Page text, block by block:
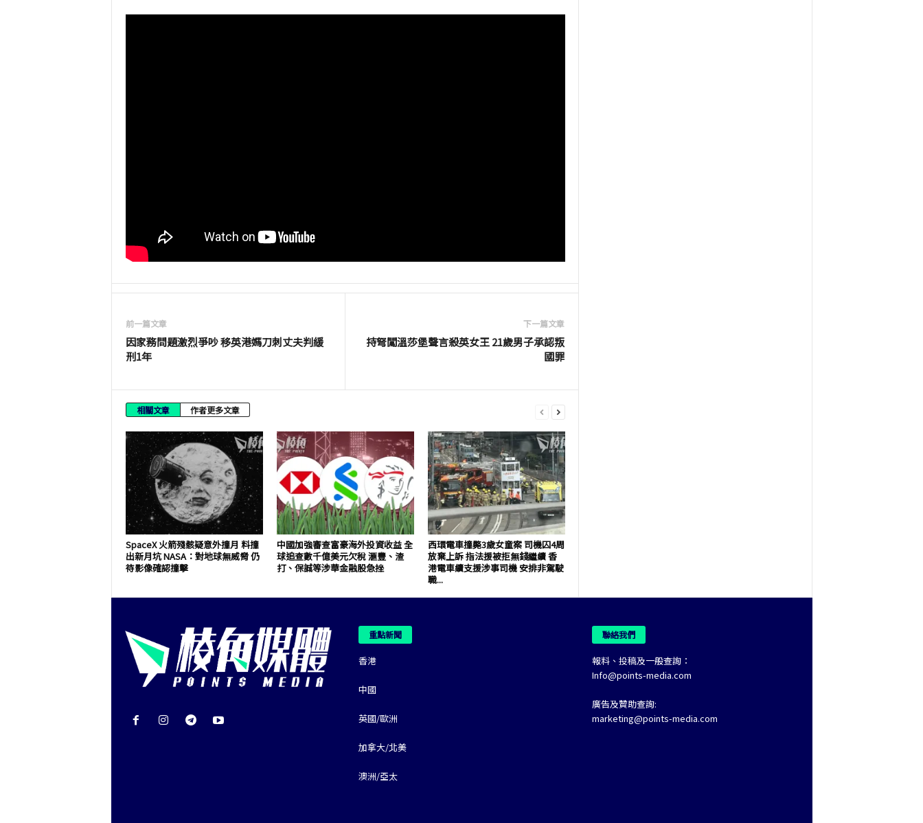
前一篇文章
因家務問題激烈爭吵 移英港媽刀刺丈夫判緩
刑1年
下一篇文章
持弩闖溫莎堡聲言殺英女王 21歲男子承認叛
國罪
相關文章 作者更多文章
SpaceX 火箭殘骸疑意外撞月 料撞
出新月坑 NASA：對地球無威脅 仍
待影像確認撞擊
中國加強審查富豪海外投資收益 全
球追查數千億美元欠稅 滙豐、渣
打、保誠等涉華金融股急挫
西環電車撞斃3歲女童案 司機囚4周
放棄上訴 指法援被拒無錢繼續 香
港電車續支援涉事司機 安排非駕駛
職...
重點新聞
香港
中國
英國/歐洲
加拿大/北美
澳洲/亞太
聯絡我們
報料、投稿及一般查詢：
Info@points-media.com
廣告及贊助查詢:
marketing@points-media.com